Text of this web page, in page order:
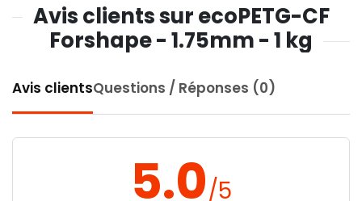
Avis clients sur ecoPETG-CF
Forshape - 1.75mm - 1 kg
Avis clientsQuestions / Réponses (0)
5.0/5